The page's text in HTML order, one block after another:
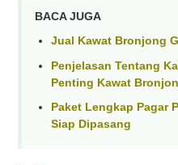
BACA JUGA
Jual Kawat Bronjong
Penjelasan Tentang
Penting Kawat
Paket Lengkap Pagar
Siap Dipasang